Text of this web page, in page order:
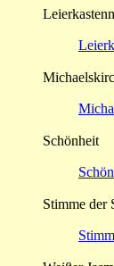
Schönheit
Stimme der